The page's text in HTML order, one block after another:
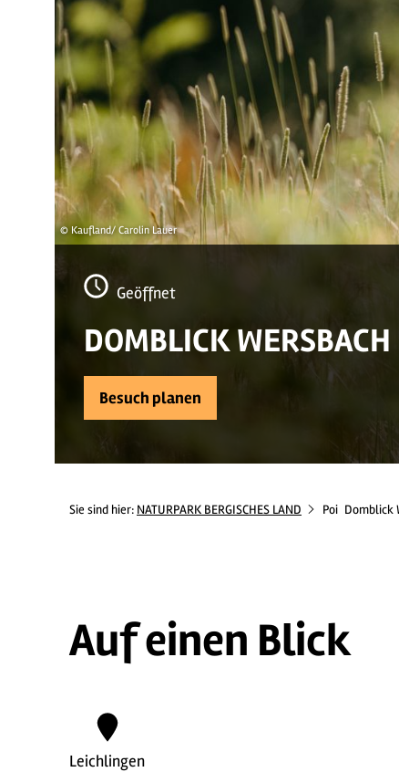
© Kaufland/ Carolin Lauer
Geöffnet
DOMBLICK WERSBACH
Besuch planen
Sie sind hier: NATURPARK BERGISCHES LAND Poi Domblick
Auf einen Blick
Leichlingen